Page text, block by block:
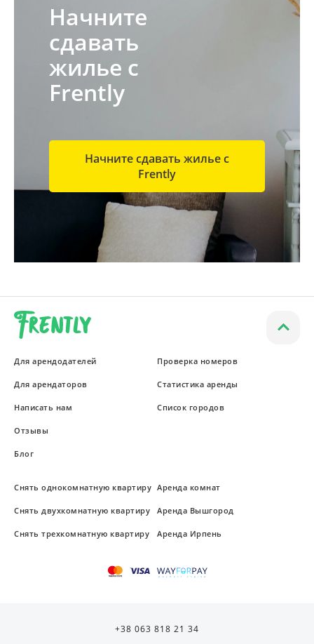
Начните
сдавать
жилье с
Frently
Начните сдавать жилье с
Frently
Для арендодателей
Для арендаторов
Написать нам
Отзывы
Блог
Проверка номеров
Статистика аренды
Список городов
Снять однокомнатную квартиру
Снять двухкомнатную квартиру
Снять трехкомнатную квартиру
Аренда комнат
Аренда Вышгород
Аренда Ирпень
+38 063 818 21 34